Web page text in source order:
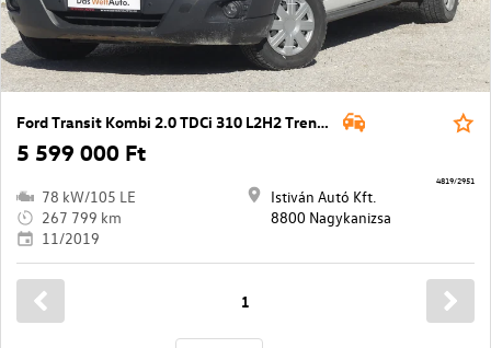
Ford Transit Kombi 2.0 TDCi 310 L2H2 Trend (9 sz.)
5 599 000 Ft
78 kW/105 LE
267 799 km
11/2019
Istiván Autó Kft.
8800 Nagykanizsa
4819/2951
1